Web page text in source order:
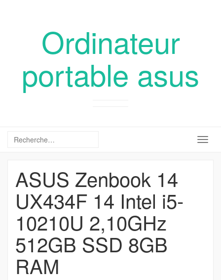
Ordinateur
portable asus
ASUS Zenbook 14
UX434F 14 Intel i5-
10210U 2,10GHz
512GB SSD 8GB
RAM